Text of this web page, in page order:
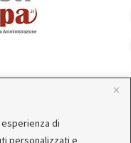
di
personalizzati e
alcune aziende
o rallentare
dalle 10:30 alle